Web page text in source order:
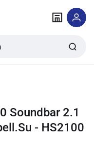
Soundbar 2.1
- HS2100